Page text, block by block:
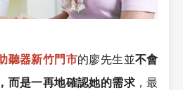
聽器新竹門市的廖先生並不會
而是一再地確認她的需求，最